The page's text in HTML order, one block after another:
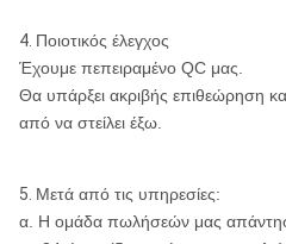
4. Ποιοτικός έλεγχος
Έχουμε πεπειραμένο QC μας.
Θα υπάρξει ακριβής επιθεώρηση
από να στείλει έξω.
5. Μετά από τις υπηρεσίες:
α. Η ομάδα πωλήσεών μας